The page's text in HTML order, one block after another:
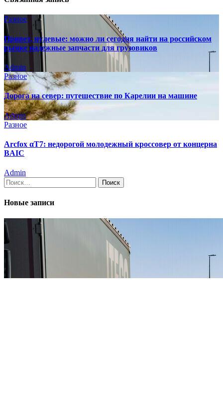
Разное
Привет, нулевые: можно ли сегодня найти на российском
рынке надежные запчасти для грузовиков
Admin
Разное
Дорога на север: путешествие по Карелии на машине
Admin
Разное
Arcfox αT7: недорогой молодежный кроссовер от концерна
BAIC
Admin
Найти:
Новые записи